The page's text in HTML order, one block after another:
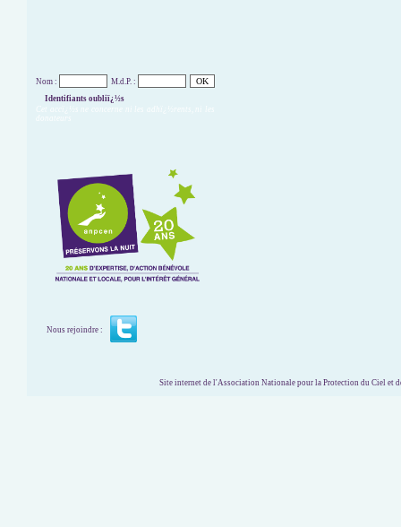
Nom :
M.d.P. :
Identifiants oubliï¿½s
Nous rejoindre :
Site internet de l'Association Nationale pour la Protection du Ciel et de